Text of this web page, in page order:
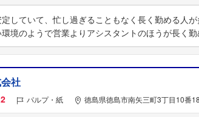
していて、忙し過ぎることもなく長く勤める人
環境のようで営業よりアシスタントのほうが長く
社
パルプ・紙 徳島県徳島市南矢三町3丁目10番